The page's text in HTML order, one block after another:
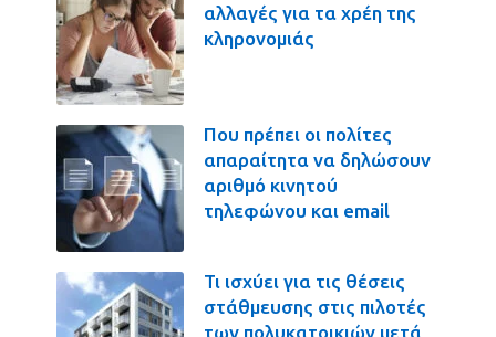
αλλαγές για τα χρέη της
κληρονομιάς
Που πρέπει οι πολίτες
απαραίτητα να δηλώσουν
αριθμό κινητού
τηλεφώνου και email
Τι ισχύει για τις θέσεις
στάθμευσης στις πιλοτές
των πολυκατοικιών μετά